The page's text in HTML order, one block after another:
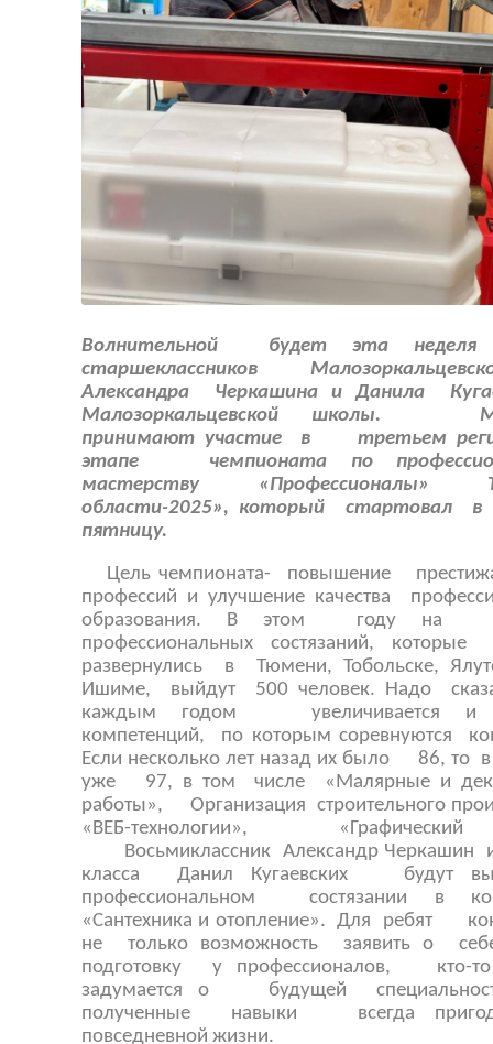
Волнительной будет эта
старшеклассников
Александра Черкашина и Данила
Малозоркальцевской школы.
принимают участие в третьем
этапе чемпионата по
мастерству «Профессионалы»
области-2025», который стартовал
пятницу.
Цель чемпионата- повышение
профессий и улучшение качества
образования. В этом году на
профессиональных состязаний,
развернулись в Тюмени, Тобольске,
Ишиме, выйдут 500 человек. Надо
каждым годом увеличивается и
компетенций, по которым соревнуются
Если несколько лет назад их было 86, то
уже 97, в том числе «Малярные и
работы», Организация строительного
«ВЕБ-технологии», «Графический
Восьмиклассник Александр Черкашин
класса Данил Кугаевских будут
профессиональном состязании в
«Сантехника и отопление». Для ребят
не только возможность заявить о
подготовку у профессионалов, кто-
задумается о будущей
полученные навыки всегда
повседневной жизни.